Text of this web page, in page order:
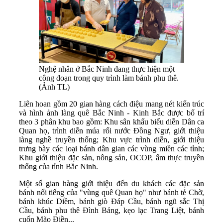
Nghệ nhân ở Bắc Ninh đang thực hiện một
công đoạn trong quy trình làm bánh phu thê.
(Ảnh TL)
Liên hoan gồm 20 gian hàng cách điệu mang nét kiến trúc
và hình ảnh làng quê Bắc Ninh - Kinh Bắc được bố trí
theo 3 phân khu bao gồm: Khu sân khấu biểu diễn Dân ca
Quan họ, trình diễn múa rối nước Đồng Ngư, giới thiệu
làng nghề truyền thống; Khu vực trình diễn, giới thiệu
trưng bày các loại bánh dân gian các vùng miền các tỉnh;
Khu giới thiệu đặc sản, nông sản, OCOP, ẩm thực truyền
thống của tỉnh Bắc Ninh.
Một số gian hàng giới thiệu đến du khách các đặc sản
bánh nổi tiếng của "vùng quê Quan họ" như bánh tẻ Chờ,
bánh khúc Diềm, bánh giò Đáp Cầu, bánh ngũ sắc Thị
Cầu, bánh phu thê Đình Bảng, kẹo lạc Trang Liệt, bánh
cuốn Mão Điền...